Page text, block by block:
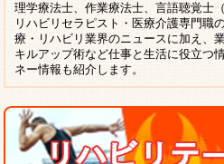
理学療法士、作業療法士、言語聴覚
リハビリセラピスト・医療介護専門職
療・リハビリ業界のニュースに加え、
キルアップ術など仕事と生活に役立
ネー情報も紹介します。